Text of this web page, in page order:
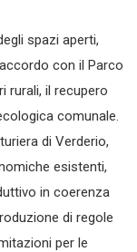
spazi aperti,
con il Parco
rurali, il recupero
comunale.
di Verderio,
esistenti,
in coerenza
di regole
per le